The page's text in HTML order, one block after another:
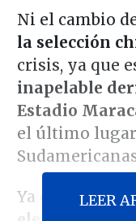
Ni el cambio
la selección
crisis, ya que
inapelable
Estadio
el último
Ya eliminados
LEER